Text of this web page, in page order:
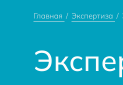
Главная Экспертиза